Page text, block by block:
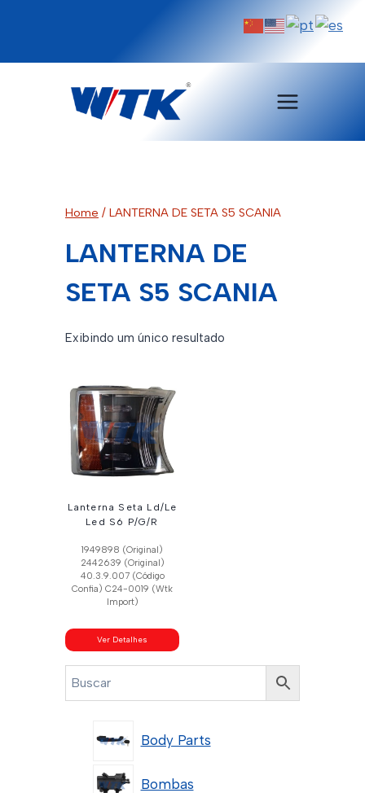
Home / LANTERNA DE SETA S5 SCANIA
LANTERNA DE
SETA S5 SCANIA
Exibindo um único resultado
Lanterna Seta Ld/Le
Led S6 P/G/R
1949898 (Original)
2442639 (Original)
40.3.9.007 (Código
Confia) C24-0019 (Wtk
Import)
Ver Detalhes
Body Parts
Bombas